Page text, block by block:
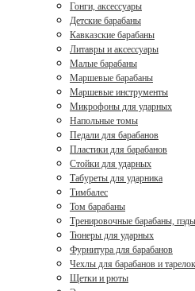
Гонги, аксессуары
Детские барабаны
Кавказские барабаны
Литавры и аксессуары
Малые барабаны
Маршевые барабаны
Маршевые инструменты
Микрофоны для ударных
Напольные томы
Педали для барабанов
Пластики для барабанов
Стойки для ударных
Табуреты для ударника
Тимбалес
Том барабаны
Тренировочные барабаны, пэды
Тюнеры для ударных
Фурнитура для барабанов
Чехлы для барабанов и тарелок
Щетки и рюты